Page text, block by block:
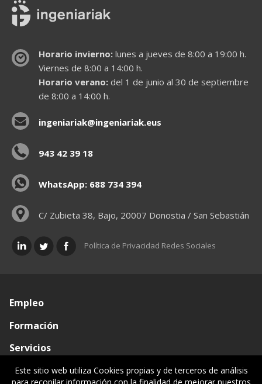
Horario invierno:lunes a jueves de 8:00 a 19:00 h.
Viernes de 8:00 a 14:00 h.
Horario verano:del 1 de junio al 30 de septiembre
de 8:00 a 14:00 h.
ingeniariak@ingeniariak.eus
943 42 39 18
WhatsApp: 688 734 394
C/ Zubieta 38, Bajo, 20007 Donostia / San Sebastián
Política de Privacidad Redes Sociales
Empleo
Formación
Servicios
Conócenos
Este sitio web utiliza Cookies propias y de terceros de análisis